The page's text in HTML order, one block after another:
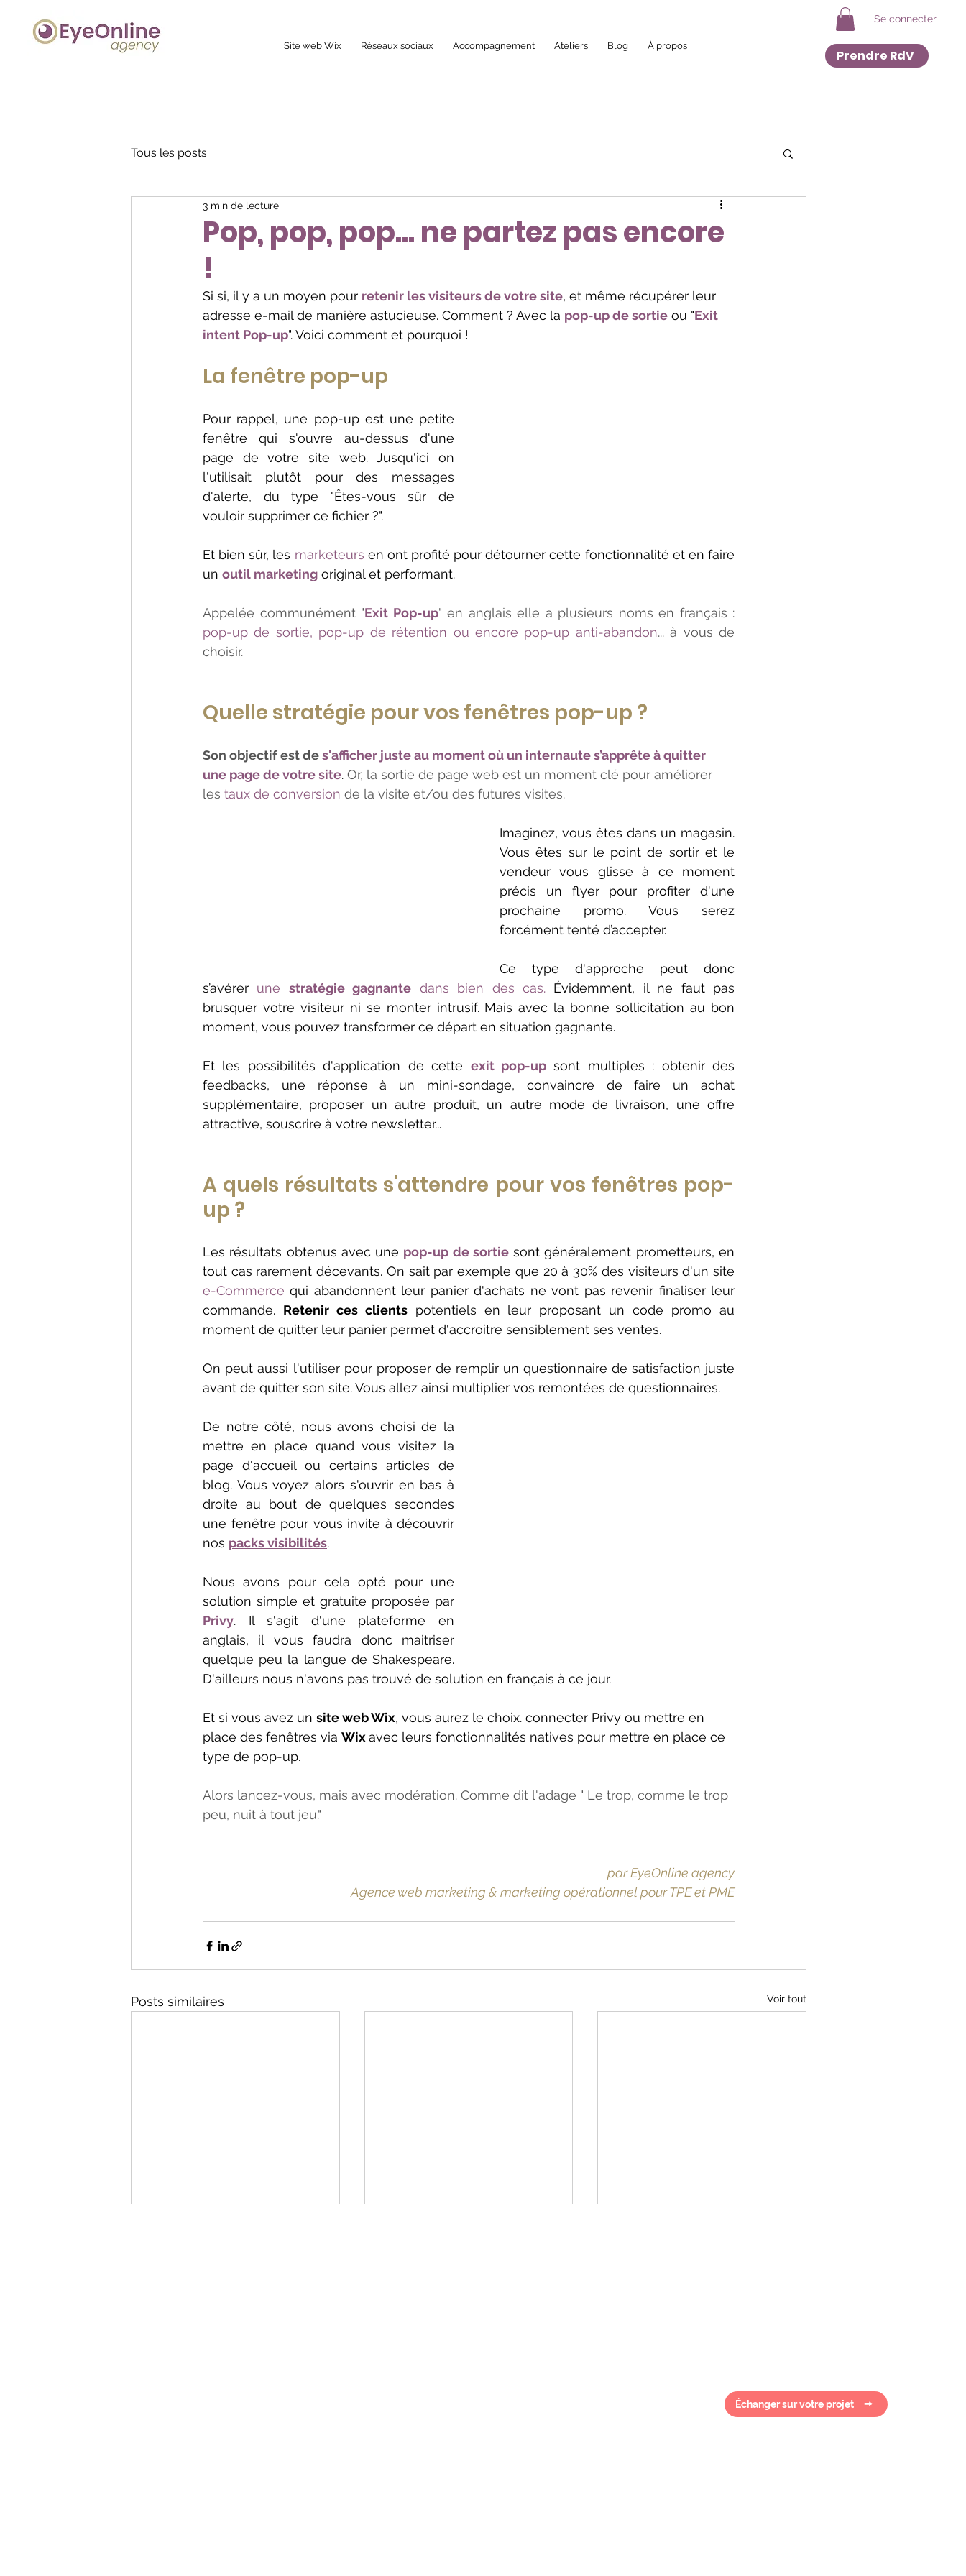
Site web Wix Réseaux sociaux Accompagnement Ateliers Blog À propos
Se connecter
Prendre RdV
Tous les posts
Pop, pop, pop... ne partez pas encore
!
3 min de lecture
Si si, il y a un moyen pour retenir les visiteurs de votre site, et même récupérer leur
adresse e-mail de manière astucieuse. Comment ? Avec la pop-up de sortie ou "Exit
intent Pop-up". Voici comment et pourquoi !
La fenêtre pop-up
Pour rappel, une pop-up est une petite
fenêtre qui s'ouvre au-dessus d'une
page de votre site web. Jusqu'ici on
l'utilisait plutôt pour des messages
d'alerte, du type "Êtes-vous sûr de
vouloir supprimer ce fichier ?".
Et bien sûr, les marketeurs en ont profité pour détourner cette fonctionnalité et en faire
un outil marketing original et performant.
Appelée communément "Exit Pop-up
pop-up de sortie, pop-up de rétention ou encore pop-up anti-abandon... à vous de
choisir.
Quelle stratégie pour vos fenêtres pop-up ?
Son objectif est de s'afficher juste au moment où un internaute s’apprête à quitter
une page de votre site. Or, la sortie de page web est un moment clé pour améliorer
les taux de conversion de la visite et/ou des futures visites.
Imaginez, vous êtes dans un magasin.
Vous êtes sur le point de sortir et le
vendeur vous glisse à ce moment
précis un flyer pour profiter d'une
prochaine promo. Vous serez
forcément tenté d’accepter.
Ce type d'approche peut donc
s’avérer une stratégie gagnante dans bien des cas. Évidemment, il ne faut pas
brusquer votre visiteur ni se monter intrusif. Mais avec la bonne sollicitation au bon
moment, vous pouvez transformer ce départ en situation gagnante.
Et les possibilités d'application de cette exit pop-up sont multiples : obtenir des
feedbacks, une réponse à un mini-sondage, convaincre de faire un achat
supplémentaire, proposer un autre produit, un autre mode de livraison, une offre
attractive, souscrire à votre newsletter...
A quels résultats s'attendre pour vos fenêtres pop-
up ?
Les résultats obtenus avec une pop-up de sortie sont généralement prometteurs, en
e-Commerce qui abandonnent leur panier d'achats ne vont pas revenir finaliser leur
commande. Retenir ces clients potentiels en leur proposant un code promo au
moment de quitter leur panier permet d'accroitre sensiblement ses ventes.
On peut aussi l'utiliser pour proposer de remplir un questionnaire de satisfaction juste
avant de quitter son site. Vous allez ainsi multiplier vos remontées de questionnaires.
De notre côté, nous avons choisi de la
mettre en place quand vous visitez la
page d'accueil ou certains articles de
blog. Vous voyez alors s'ouvrir en bas à
droite au bout de quelques secondes
une fenêtre pour vous invite à découvrir
nos packs visibilités.
Nous avons pour cela opté pour une
Privy. Il s'agit d'une plateforme en
anglais, il vous faudra donc maitriser
quelque peu la langue de Shakespeare.
D'ailleurs nous n'avons pas trouvé de solution en français à ce jour.
Et si vous avez un site web Wix, vous aurez le choix. connecter Privy ou mettre en
place des fenêtres via Wix avec leurs fonctionnalités natives pour mettre en place ce
type de pop-up.
Alors lancez-vous, mais avec modération. Comme dit l'adage " Le trop, comme le trop
peu, nuit à tout jeu."
par EyeOnline agency
Agence web marketing & marketing opérationnel pour TPE et PME
Posts similaires Voir tout
percutantes sur lesÉchanger sur votre projet